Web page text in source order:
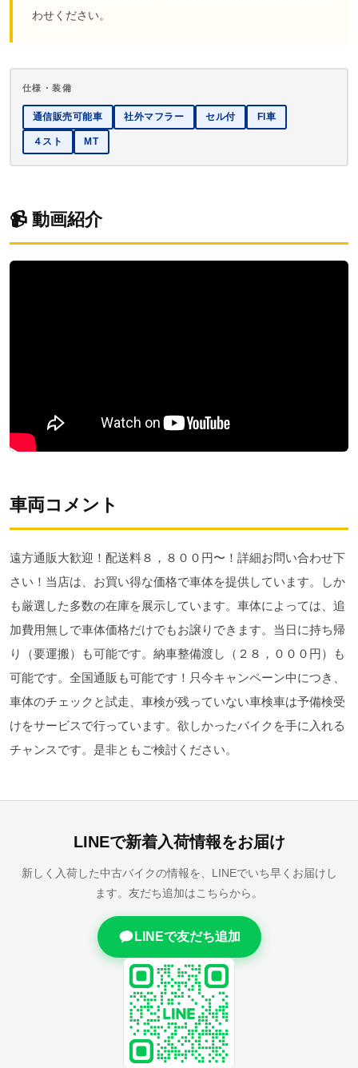
わせください。
仕様・装備
通信販売可能車 社外マフラー セル付 FI車
４スト MT
📹 動画紹介
車両コメント
遠方通販大歓迎！配送料８，８００円〜！詳細お問い合わせ下
さい！当店は、お買い得な価格で車体を提供しています。しか
も厳選した多数の在庫を展示しています。車体によっては、追
加費用無しで車体価格だけでもお譲りできます。当日に持ち帰
り（要運搬）も可能です。納車整備渡し（２８，０００円）も
可能です。全国通販も可能です！只今キャンペーン中につき、
車体のチェックと試走、車検が残っていない車検車は予備検受
けをサービスで行っています。欲しかったバイクを手に入れる
チャンスです。是非ともご検討ください。
LINEで新着入荷情報をお届け
新しく入荷した中古バイクの情報を、LINEでいち早くお届けし
ます。友だち追加はこちらから。
LINEで友だち追加